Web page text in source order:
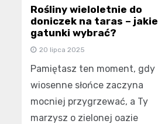
Rośliny wieloletnie do
doniczek na taras – jakie
gatunki wybrać?
20 lipca 2025
Pamiętasz ten moment, gdy
wiosenne słońce zaczyna
mocniej przygrzewać, a Ty
marzysz o zielonej oazie